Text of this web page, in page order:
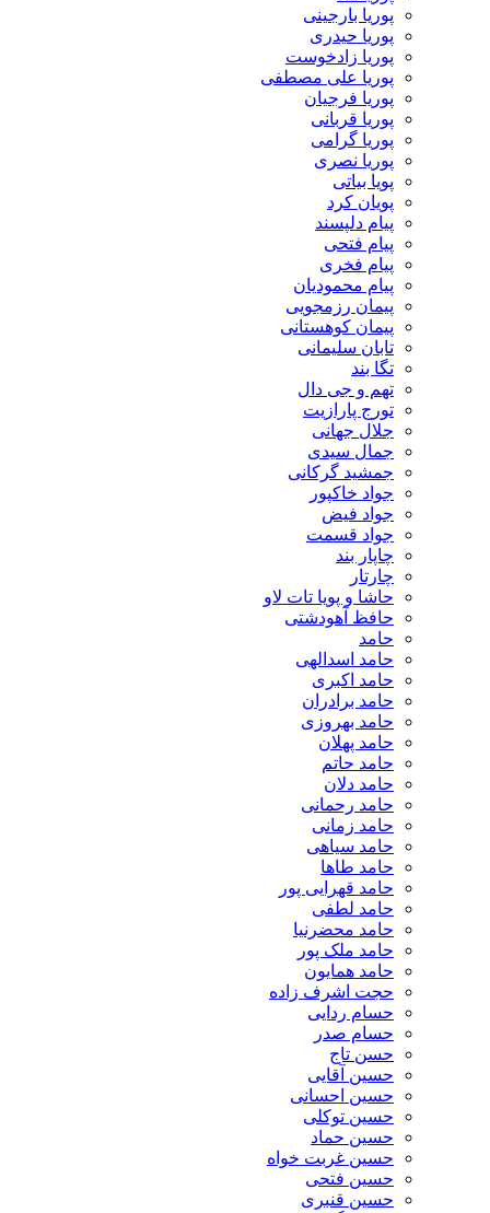
پوریا بارجینی
پوریا حیدری
پوریا زادخوست
پوریا علی مصطفی
پوریا فرجیان
پوریا قربانی
پوریا گرامی
پوریا نصری
پویا بیاتی
پویان کرد
پیام دلپسند
پیام فتحی
پیام فخری
پیام محمودیان
پیمان رزمجویی
پیمان کوهستانی
تابان سلیمانی
تگا بند
تهم و جی دال
تورج پارازیت
جلال جهانی
جمال سیدی
جمشید گرکانی
جواد خاکپور
جواد فیض
جواد قسمت
چاپار بند
چارتار
حاشا و پویا تات لاو
حافظ آهودشتی
حامد
حامد اسدالهی
حامد اکبری
حامد برادران
حامد بهروزی
حامد پهلان
حامد حاتم
حامد دلان
حامد رحمانی
حامد زمانی
حامد سیاهی
حامد طاها
حامد قهرایی پور
حامد لطفی
حامد محضرنیا
حامد ملک پور
حامد همایون
حجت اشرف زاده
حسام ردایی
حسام صدر
حسن تاج
حسین آقایی
حسین احسانی
حسین توکلی
حسین حماد
حسین غربت خواه
حسین فتحی
حسین قنبری